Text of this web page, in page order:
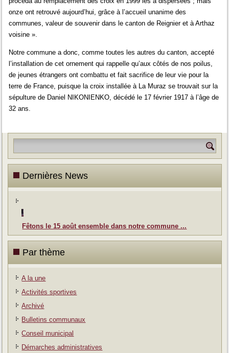
onze ont retrouvé aujourd’hui, grâce à l’accueil unanime des
communes, valeur de souvenir dans le canton de Reignier et à Arthaz
voisine ».
Notre commune a donc, comme toutes les autres du canton, accepté
l’installation de cet ornement qui rappelle qu’aux côtés de nos poilus,
de jeunes étrangers ont combattu et fait sacrifice de leur vie pour la
terre de France, puisque la croix installée à La Muraz se trouvait sur la
sépulture de Daniel NIKONIENKO, décédé le 17 février 1917 à l’âge de
32 ans.
Dernières News
Fêtons le 15 août ensemble dans notre commune ...
Par thème
A la une
Activités sportives
Archivé
Bulletins communaux
Conseil municipal
Démarches administratives